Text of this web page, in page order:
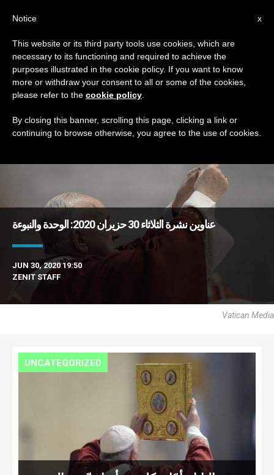
MONTH
June, 2020
DERNIÈRES NOUVELLES
عناوين نشرة الثلاثاء 30 حزيران 2020: الوحدة والنبوءة
JUN 30, 2020 19:50
ZENIT STAFF
Vatican Media
UNCATEGORIZED
x
Notice
This website or its third party tools use cookies, which are
necessary to its functioning and required to achieve the
purposes illustrated in the cookie policy. If you want to know
more or withdraw your consent to all or some of the cookies,
please refer to the cookie policy
By closing this banner, scrolling this page, clicking a link or
continuing to browse otherwise, you agree to the use of cookies.